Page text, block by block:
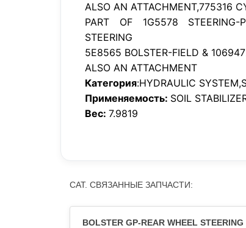
ALSO AN ATTACHMENT,775316
PART OF 1G5578 STEERING-
STEERING
5E8565 BOLSTER-FIELD &
ALSO AN ATTACHMENT
Категория:HYDRAULIC
Применяемость: SOIL
Вес: 7.9819
CAT. СВЯЗАННЫЕ ЗАПЧАСТИ:
BOLSTER GP-REAR WHEEL STEERING